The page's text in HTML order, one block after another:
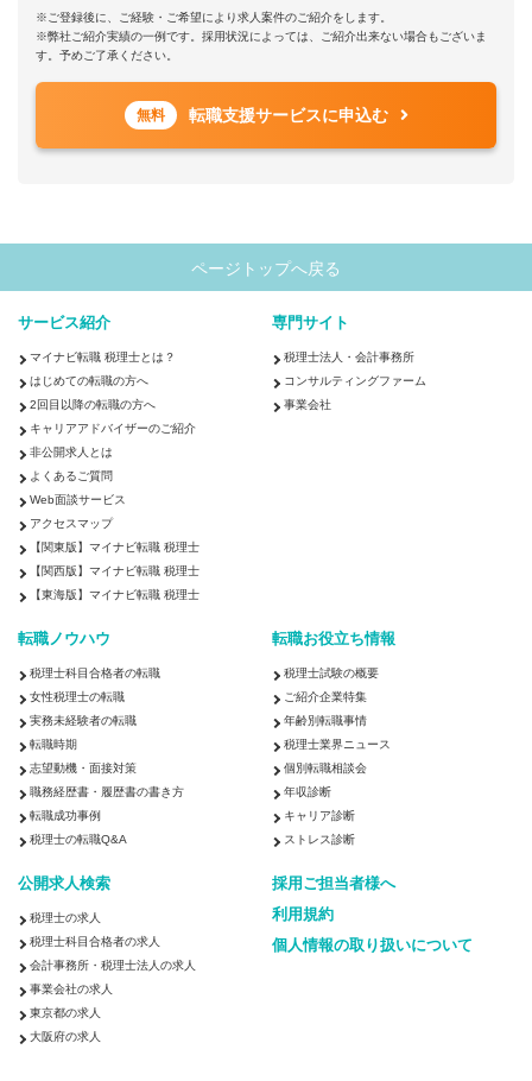
※ご登録後に、ご経験・ご希望により求人案件のご紹介をします。
※弊社ご紹介実績の一例です。採用状況によっては、ご紹介出来ない場合もございま
す。予めご了承ください。
無料 転職支援サービスに申込む
ページトップへ戻る
サービス紹介
マイナビ転職 税理士とは？
はじめての転職の方へ
2回目以降の転職の方へ
キャリアアドバイザーのご紹介
非公開求人とは
よくあるご質問
Web面談サービス
アクセスマップ
【関東版】マイナビ転職 税理士
【関西版】マイナビ転職 税理士
【東海版】マイナビ転職 税理士
専門サイト
税理士法人・会計事務所
コンサルティングファーム
事業会社
転職ノウハウ
税理士科目合格者の転職
女性税理士の転職
実務未経験者の転職
転職時期
志望動機・面接対策
職務経歴書・履歴書の書き方
転職成功事例
税理士の転職Q&A
転職お役立ち情報
税理士試験の概要
ご紹介企業特集
年齢別転職事情
税理士業界ニュース
個別転職相談会
年収診断
キャリア診断
ストレス診断
公開求人検索
税理士の求人
税理士科目合格者の求人
会計事務所・税理士法人の求人
事業会社の求人
東京都の求人
大阪府の求人
採用ご担当者様へ
利用規約
個人情報の取り扱いについて